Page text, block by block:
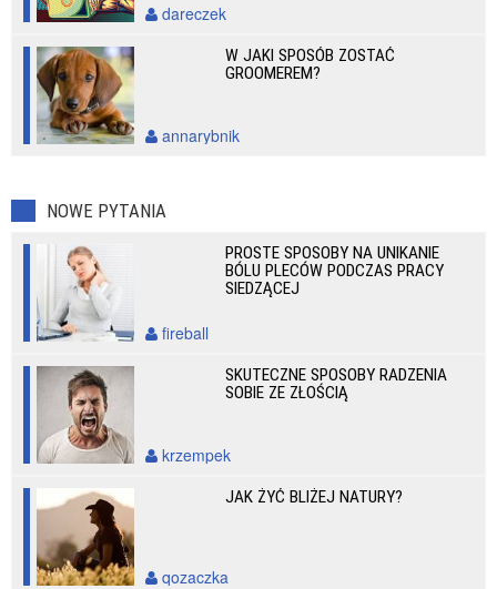
dareczek
W JAKI SPOSÓB ZOSTAĆ
GROOMEREM?
annarybnik
NOWE PYTANIA
PROSTE SPOSOBY NA UNIKANIE
BÓLU PLECÓW PODCZAS PRACY
SIEDZĄCEJ
fireball
SKUTECZNE SPOSOBY RADZENIA
SOBIE ZE ZŁOŚCIĄ
krzempek
JAK ŻYĆ BLIŻEJ NATURY?
qozaczka